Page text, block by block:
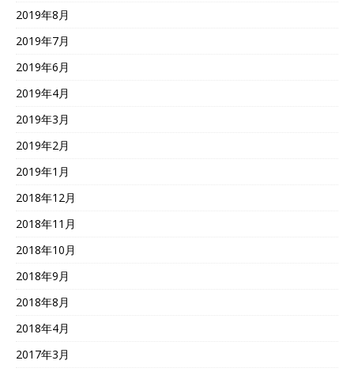
2019年8月
2019年7月
2019年6月
2019年4月
2019年3月
2019年2月
2019年1月
2018年12月
2018年11月
2018年10月
2018年9月
2018年8月
2018年4月
2017年3月